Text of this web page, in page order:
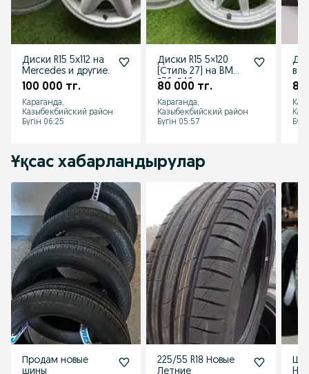
Диски R15 5x112 на
Mercedes и другие.
100 000 тг.
Караганда,
Казыбекбийский район
Бүгін 06:25
Диски R15 5×120
(Стиль 27) на BMW
Е36, Е46
80 000 тг.
Караганда,
Казыбекбийский район
Бүгін 05:57
в
8
Ұқсас хабарландырулар
Продам новые
шины
225/55 R18 Новые
Летние